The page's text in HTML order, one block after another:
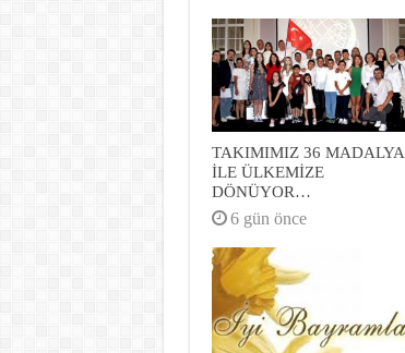
TAKIMIMIZ 36 MADALYA
İLE ÜLKEMİZE
DÖNÜYOR…
6 gün önce